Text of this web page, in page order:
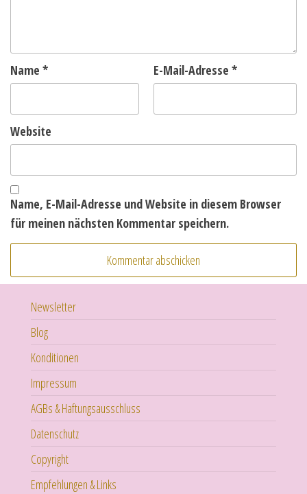
Name * E-Mail-Adresse *
Website
Name, E-Mail-Adresse und Website in diesem Browser
für meinen nächsten Kommentar speichern.
Newsletter
Blog
Konditionen
Impressum
AGBs & Haftungsausschluss
Datenschutz
Copyright
Empfehlungen & Links